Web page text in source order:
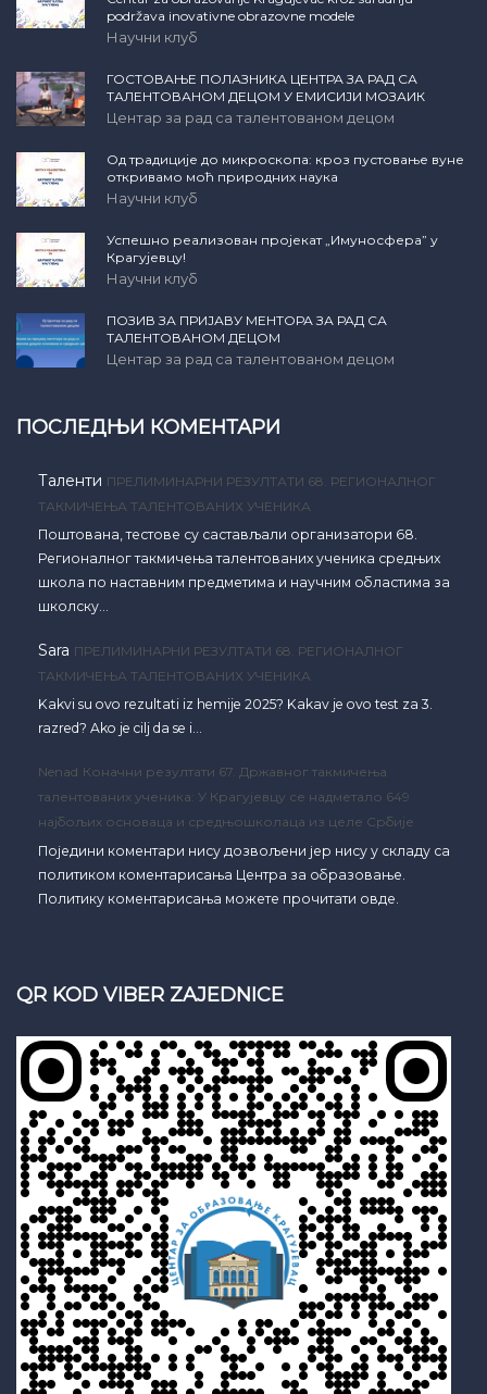
podržava inovativne obrazovne modele
Научни клуб
ГОСТОВАЊЕ ПОЛАЗНИКА ЦЕНТРА ЗА РАД СА
ТАЛЕНТОВАНОМ ДЕЦОМ У ЕМИСИЈИ МОЗАИК
Центар за рад са талентованом децом
Од традиције до микроскопа: кроз пустовање вуне
откривамо моћ природних наука
Научни клуб
Успешно реализован пројекат „Имуносфера” у
Крагујевцу!
Научни клуб
ПОЗИВ ЗА ПРИЈАВУ МЕНТОРА ЗА РАД СА
ТАЛЕНТОВАНОМ ДЕЦОМ
Центар за рад са талентованом децом
ПОСЛЕДЊИ КОМЕНТАРИ
Таленти ПРЕЛИМИНАРНИ РЕЗУЛТАТИ 68. РЕГИОНАЛНОГ
ТАКМИЧЕЊА ТАЛЕНТОВАНИХ УЧЕНИКА
Поштована, тестове су састављали организатори 68.
Регионалног такмичења талентованих ученика средњих
школа по наставним предметима и научним областима за
школску…
Sara ПРЕЛИМИНАРНИ РЕЗУЛТАТИ 68. РЕГИОНАЛНОГ
ТАКМИЧЕЊА ТАЛЕНТОВАНИХ УЧЕНИКА
Kakvi su ovo rezultati iz hemije 2025? Kakav je ovo test za 3.
razred? Ako je cilj da se i…
Nenad Коначни резултати 67. Државног такмичења
талентованих ученика: У Крагујевцу се надметало 649
најбољих основаца и средњошколаца из целе Србије
Поједини коментари нису дозвољени јер нису у складу са
политиком коментарисања Центра за образовање.
Политику коментарисања можете прочитати овде.
QR KOD VIBER ZAJEDNICE